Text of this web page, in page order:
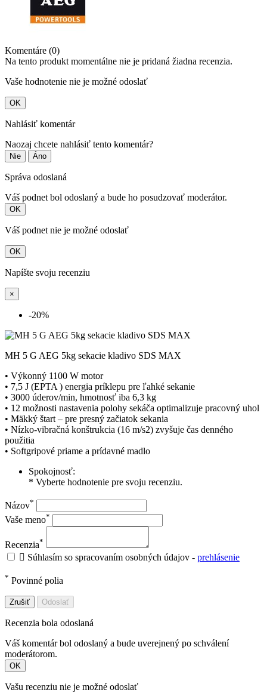
Komentáre (0)
Na tento produkt momentálne nie je pridaná žiadna recenzia.
Vaše hodnotenie nie je možné odoslať
OK
Nahlásiť komentár
Naozaj chcete nahlásiť tento komentár?
Nie Áno
Správa odoslaná
Váš podnet bol odoslaný a bude ho posudzovať moderátor.
OK
Váš podnet nie je možné odoslať
OK
Napíšte svoju recenziu
×
-20%
MH 5 G AEG 5kg sekacie kladivo SDS MAX
• Výkonný 1100 W motor
• 7,5 J (EPTA ) energia príklepu pre ľahké sekanie
• 3000 úderov/min, hmotnosť iba 6,3 kg
• 12 možnosti nastavenia polohy sekáča optimalizuje pracovný uhol
• Mäkký štart – pre presný začiatok sekania
• Nízko-vibračná konštrukcia (16 m/s2) zvyšuje čas denného
použitia
• Softgripové priame a prídavné madlo
Spokojnosť:
* Vyberte hodnotenie pre svoju recenziu.
Názov*
Vaše meno*
Recenzia*
 Súhlasím so spracovaním osobných údajov - prehlásenie
* Povinné polia
Zrušiť Odoslať
Recenzia bola odoslaná
Váš komentár bol odoslaný a bude uverejnený po schválení
moderátorom.
OK
Vašu recenziu nie je možné odoslať